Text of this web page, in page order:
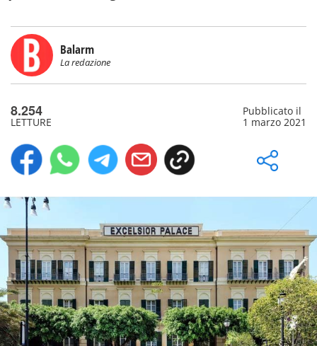
Balarm
La redazione
8.254
LETTURE
Pubblicato il
1 marzo 2021